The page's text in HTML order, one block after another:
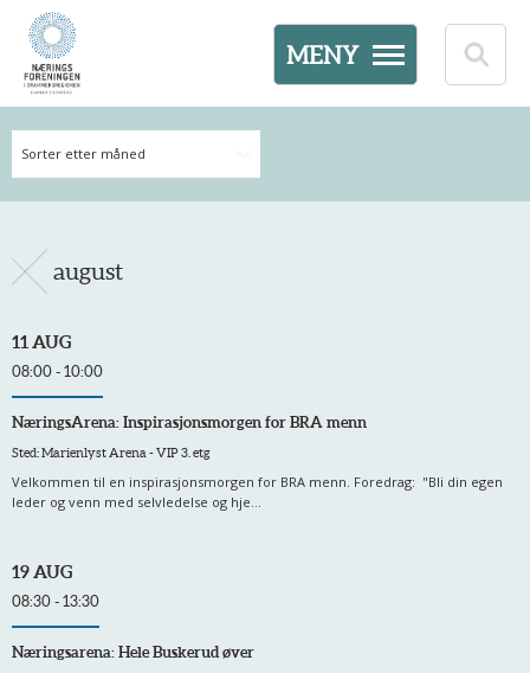
MENY
Sorter etter måned
august
11 AUG
08:00 - 10:00
NæringsArena: Inspirasjonsmorgen for BRA menn
Sted: Marienlyst Arena - VIP 3. etg
Velkommen til en inspirasjonsmorgen for BRA menn. Foredrag: "Bli din egen
leder og venn med selvledelse og hje...
19 AUG
08:30 - 13:30
Næringsarena: Hele Buskerud øver